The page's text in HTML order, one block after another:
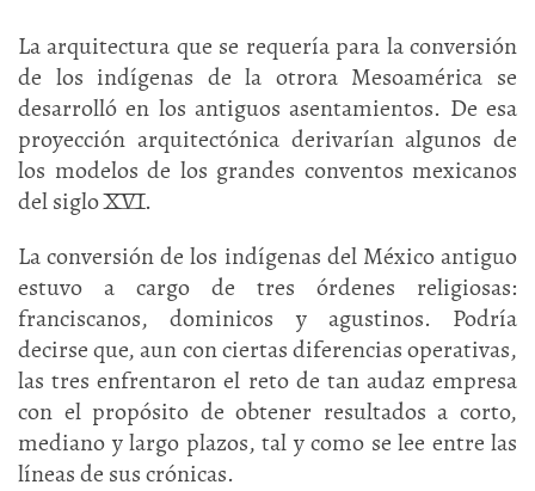
La arquitectura que se requería para la conversión
de los indígenas de la otrora Mesoamérica se
desarrolló en los antiguos asentamientos. De esa
proyección arquitectónica derivarían algunos de
los modelos de los grandes conventos mexicanos
del siglo XVI.
La conversión de los indígenas del México antiguo
estuvo a cargo de tres órdenes religiosas:
franciscanos, dominicos y agustinos. Podría
decirse que, aun con ciertas diferencias operativas,
las tres enfrentaron el reto de tan audaz empresa
con el propósito de obtener resultados a corto,
mediano y largo plazos, tal y como se lee entre las
líneas de sus crónicas.